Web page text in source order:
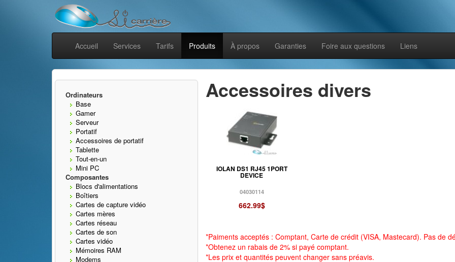
Accueil Services Tarifs Produits À propos Garanties Foire aux questions Liens
Ordinateurs
Base
Gamer
Serveur
Portatif
Accessoires de portatif
Tablette
Tout-en-un
Mini PC
Composantes
Blocs d'alimentations
Boîtiers
Cartes de capture vidéo
Cartes mères
Cartes réseau
Cartes de son
Cartes vidéo
Mémoires RAM
Modems
Accessoires divers
IOLAN DS1 RJ45 1PORT
DEVICE
04030114
662.99$
*Paiments acceptés : Comptant, Carte de crédit (VISA, Mastecard). Pas de
*Obtenez un rabais de 2% si payé comptant.
*Les prix et quantités peuvent changer sans préavis.